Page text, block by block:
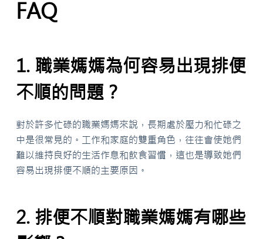
FAQ
1. 職業媽媽為何容易出現排便
不順的問題？
對於許多忙碌的職業媽媽來說，長期處於壓力和忙碌之
中是很常見的。工作和家庭的雙重角色，往往會使她們
難以維持良好的生活作息和飲食習慣，這也是導致她們
容易出現排便不順的主要原因。
2. 排便不順對職業媽媽有哪些